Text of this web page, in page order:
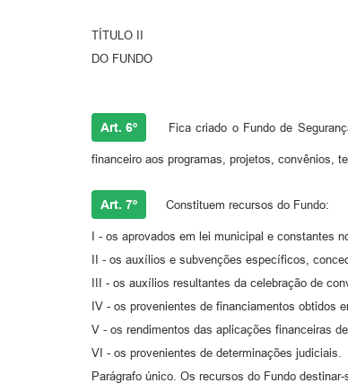
TÍTULO II
DO FUNDO
Art. 6º Fica criado o Fundo de
financeiro aos programas, projetos, convênios,
Art. 7º Constituem recursos do Fundo:
I - os aprovados em lei municipal e constantes
II - os auxílios e subvenções específicos,
III - os auxílios resultantes da celebração de
IV - os provenientes de financiamentos obtidos
V - os rendimentos das aplicações financeiras
VI - os provenientes de determinações judiciais.
Parágrafo único. Os recursos do Fundo